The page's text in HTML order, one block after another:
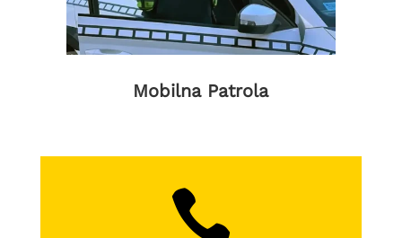
Mobilna Patrola
